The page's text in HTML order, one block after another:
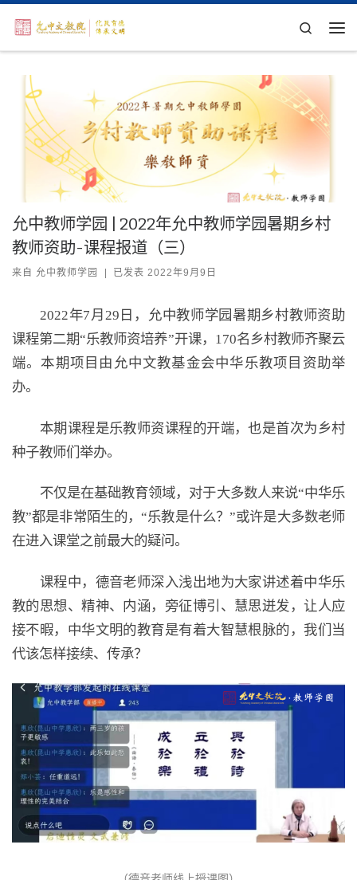
Skip to content
Search
允中教师学园 | 2022年允中教师学园暑期乡村
教师资助-课程报道（三）
来自 允中教师学园 | 已发表 2022年9月9日
2022年7月29日，允中教师学园暑期乡村教师资助
课程第二期“乐教师资培养”开课，170名乡村教师齐聚云
端。本期项目由允中文教基金会中华乐教项目资助举
办。
本期课程是乐教师资课程的开端，也是首次为乡村
种子教师们举办。
不仅是在基础教育领域，对于大多数人来说“中华乐
教”都是非常陌生的，“乐教是什么？”或许是大多数老师
在进入课堂之前最大的疑问。
课程中，德音老师深入浅出地为大家讲述着中华乐
教的思想、精神、内涵，旁征博引、慧思迸发，让人应
接不暇，中华文明的教育是有着大智慧根脉的，我们当
代该怎样接续、传承？